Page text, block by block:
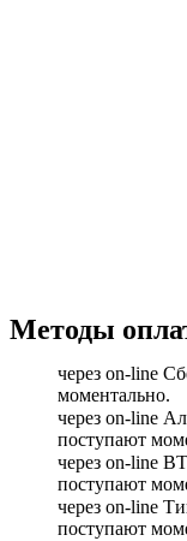
Методы
через on-line
моментально.
через on-line
поступают
через on-line
поступают
через on-line
поступают